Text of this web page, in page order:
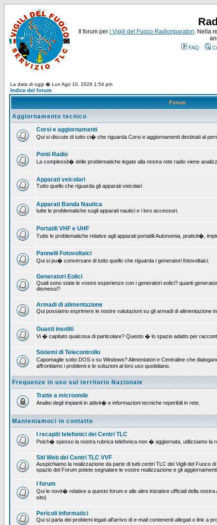
Il forum per i Vigili del Fuoco Radioriparatori. Nella
FAQ
La data di oggi � Lun Ago 10, 2026 1:54 pm
Indice del forum
Forum
Aggiornamento tecnico
Corsi e aggiornamenti
Qui si discute di tutto ci� che riguarda Corsi e aggiornamenti destinati al
Ponti Radio
La complessit� delle problematiche legate alla nostra rete radio viene
Apparati veicolari
Tutto quello che riguarda gli apparati veicolari
Apparati Banda Nautica
tutte le problematiche sugli apparati nautici e i loro accessori.
Portatili VHF e UHF
Tutte le problematiche relative agli apparati portatili:Autonomia, praticit�,
Pannelli Fotovoltaici
Qui si pu� conversare di tutto quello che riguarda i generatori fotovoltaici.
Generatori Eolici
Quali sono state le vostre esperienze con i generatori eolici? quanti
dismessi?
Armadi di alimentazione
Qui possiamo esprimere le nostre valutazioni su gli armadi di alimentazione
Guasti insoliti
Vi � capitato qualcosa di particolare? Questo � lo spazio adatto per
Sistemi di Telecontrollo
Capomaglie sotto DOS o su Windows? Alimentatori e Centraline che
affrontiamo i problemi e le soluzioni al loro uso quotidiano.
Frequenze in uso sul territorio Nazionale
Tratte a microonde
Analisi degli impianti in attivit� e informazioni tecniche reperibili in rete.
Manteniamoci in contatto
I recapiti telefonici dei Centri TLC
Poich� spesso la nostra rubrica telefonica non � aggiornata, utilizziamo la
Siti Web dei Centri TLC VVF
Auspichiamo la realizzazione da parte di tutti centri TLC dei Vigili del Fuoco
spazio del Forum potete segnalare le vostre realizzazione e gli
I forum
Qui le novit� relative a questo forum e alle altre iniziative ufficiali della
sito)
Pericoli informatici
Qui si parla dei problemi legati all'arrivo di e-mail contenenti allegati o link a